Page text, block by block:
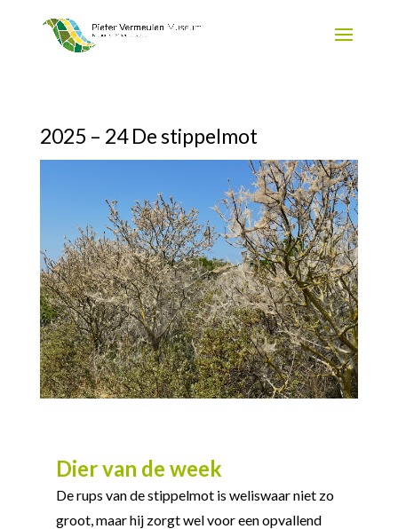
2025 – 24 De stippelmot
Dier van de week
De rups van de stippelmot is weliswaar niet zo
groot, maar hij zorgt wel voor een opvallend